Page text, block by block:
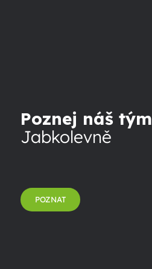
Poznej náš tým
Jabkolevně
POZNAT